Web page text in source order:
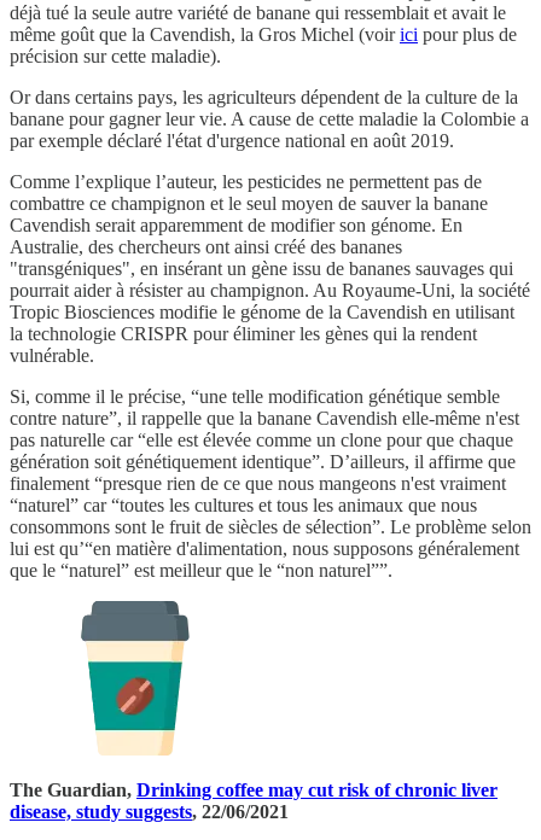
déjà tué la seule autre variété de banane qui ressemblait et avait le
même goût que la Cavendish, la Gros Michel (voirici pour plus de
précision sur cette maladie).
Or dans certains pays, les agriculteurs dépendent de la culture de la
banane pour gagner leur vie. A cause de cette maladie la Colombie a
par exemple déclaré l'état d'urgence national en août 2019.
Comme l’explique l’auteur, les pesticides ne permettent pas de
combattre ce champignon et le seul moyen de sauver la banane
Cavendish serait apparemment de modifier son génome. En
Australie, des chercheurs ont ainsi créé des bananes
"transgéniques", en insérant un gène issu de bananes sauvages qui
pourrait aider à résister au champignon. Au Royaume-Uni, la société
Tropic Biosciences modifie le génome de la Cavendish en utilisant
la technologie CRISPR pour éliminer les gènes qui la rendent
vulnérable.
Si, comme il le précise, “une telle modification génétique semble
contre nature”, il rappelle que la banane Cavendish elle-même n'est
pas naturelle car “elle est élevée comme un clone pour que chaque
génération soit génétiquement identique”. D’ailleurs, il affirme que
finalement “presque rien de ce que nous mangeons n'est vraiment
“naturel” car “toutes les cultures et tous les animaux que nous
consommons sont le fruit de siècles de sélection”. Le problème selon
lui est qu’“en matière d'alimentation, nous supposons généralement
que le “naturel” est meilleur que le “non naturel””.
The Guardian, Drinking coffee may cut risk of chronic liver
disease, study suggests, 22/06/2021